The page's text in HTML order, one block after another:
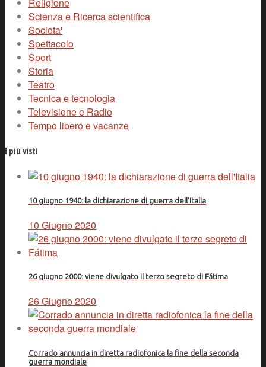
Religione
Scienza e Ricerca scientifica
Societa'
Spettacolo
Sport
Storia
Teatro
Tecnica e tecnologia
Televisione e Radio
Tempo libero e vacanze
I più visti
10 giugno 1940: la dichiarazione di guerra dell'Italia
10 Giugno 2020
26 giugno 2000: viene divulgato il terzo segreto di Fátima
26 Giugno 2020
Corrado annuncia in diretta radiofonica la fine della seconda
guerra mondiale